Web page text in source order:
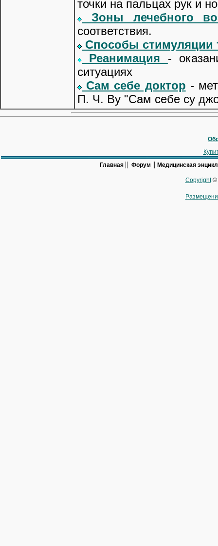
точки на пальцах рук и
Зоны лечебного
соответствия.
Способы стимуляции
Реанимация -
ситуациях
Сам себе доктор -
П. Ч. Ву "Сам себе су
Главная || Форум || Медицинская
Copyright©